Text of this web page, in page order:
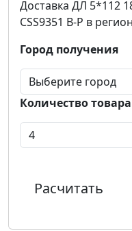
Доставка ДЛ 5*112
CSS9351 B-P в
Город получения
Количество товара
Расчитать